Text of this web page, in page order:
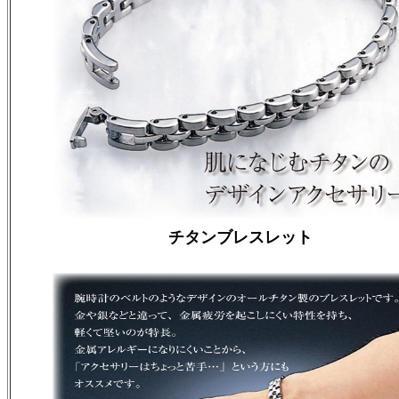
チタンブレスレット